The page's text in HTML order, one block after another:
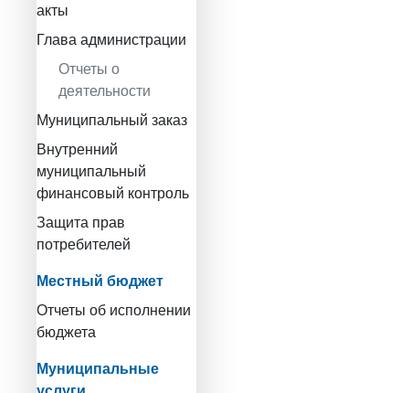
акты
Глава администрации
Отчеты о
деятельности
Муниципальный заказ
Внутренний
муниципальный
финансовый контроль
Защита прав
потребителей
Местный бюджет
Отчеты об исполнении
бюджета
Муниципальные